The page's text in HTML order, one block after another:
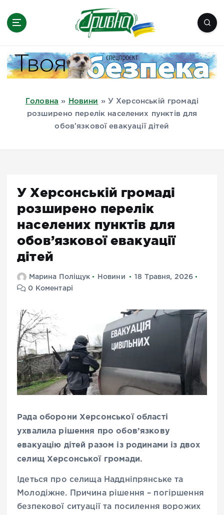
Миколаїв, Одеса, Мелітополь
Головна » Новини » У Херсонській громаді
розширено перелік населених пунктів для
обов’язкової евакуації дітей
У Херсонській громаді
розширено перелік
населених пунктів для
обов’язкової евакуації
дітей
Марина Поліщук Новини
18 Травня, 2026
0 Коментарі
Рада оборони Херсонської області
ухвалила рішення про обов’язкову
евакуацію дітей разом із родинами із двох
селищ Херсонської громади.
Ідеться про селища Наддніпрянське та
Молодіжне. Причина рішення – погіршення
безпекової ситуації та посилення ворожих